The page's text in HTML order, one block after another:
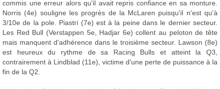
commis une erreur alors qu'il avait repris confiance en sa monture.
Norris (4e) souligne les progrès de la McLaren puisqu'il n'est qu'à
3/10e de la pole. Piastri (7e) est à la peine dans le dernier secteur.
Les Red Bull (Verstappen 5e, Hadjar 6e) collent au peloton de tête
mais manquent d'adhérence dans le troisième secteur. Lawson (8e)
est heureux du rythme de sa Racing Bulls et atteint la Q3,
contrairement à Lindblad (11e), victime d'une perte de puissance à la
fin de la Q2.